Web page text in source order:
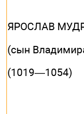
ЯРОСЛАВ
(сын
(1019—1054)